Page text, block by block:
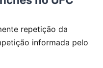
repetição da
informada pelo